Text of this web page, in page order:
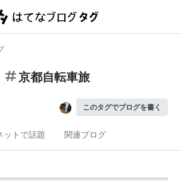
京都自転車旅
このタグでブログを書く
ットで話題 関連ブログ